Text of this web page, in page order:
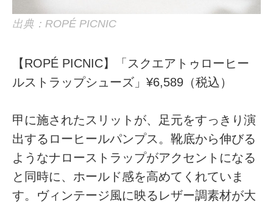
出典：ROPÉ PICNIC
【ROPÉ PICNIC】「スクエアトゥローヒー
ルストラップシューズ」¥6,589（税込）
甲に施されたスリットが、足元をすっきり演
出するローヒールパンプス。靴底から伸びる
ようなナローストラップがアクセントになる
と同時に、ホールド感を高めてくれていま
す。ヴィンテージ風に映るレザー調素材が大